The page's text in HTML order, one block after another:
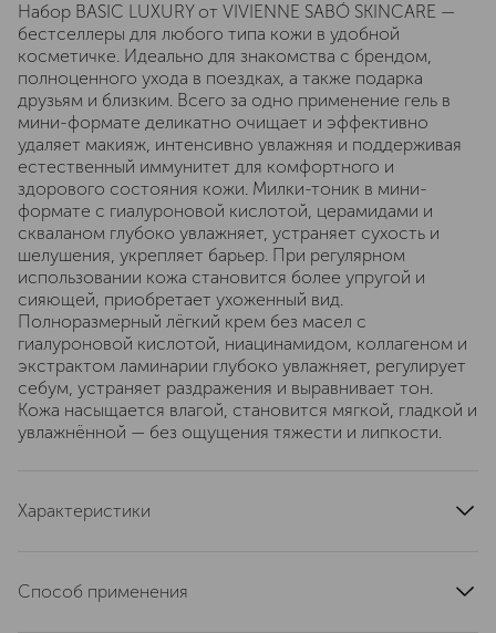
Набор BASIC LUXURY от VIVIENNE SABÓ SKINCARE —
бестселлеры для любого типа кожи в удобной
косметичке. Идеально для знакомства с брендом,
полноценного ухода в поездках, а также подарка
друзьям и близким. Всего за одно применение гель в
мини-формате деликатно очищает и эффективно
удаляет макияж, интенсивно увлажняя и поддерживая
естественный иммунитет для комфортного и
здорового состояния кожи. Милки-тоник в мини-
формате с гиалуроновой кислотой, церамидами и
скваланом глубоко увлажняет, устраняет сухость и
шелушения, укрепляет барьер. При регулярном
использовании кожа становится более упругой и
сияющей, приобретает ухоженный вид.
Полноразмерный лёгкий крем без масел с
гиалуроновой кислотой, ниацинамидом, коллагеном и
экстрактом ламинарии глубоко увлажняет, регулирует
себум, устраняет раздражения и выравнивает тон.
Кожа насыщается влагой, становится мягкой, гладкой и
увлажнённой — без ощущения тяжести и липкости.
Характеристики
«Восстановление микробиома кожи» 50 МЛ,
Способ применения